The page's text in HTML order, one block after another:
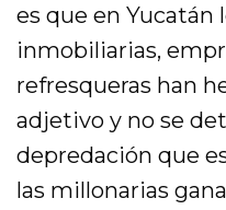
es que en Yucatán
inmobiliarias,
refresqueras han
adjetivo y no se
depredación que
las millonarias